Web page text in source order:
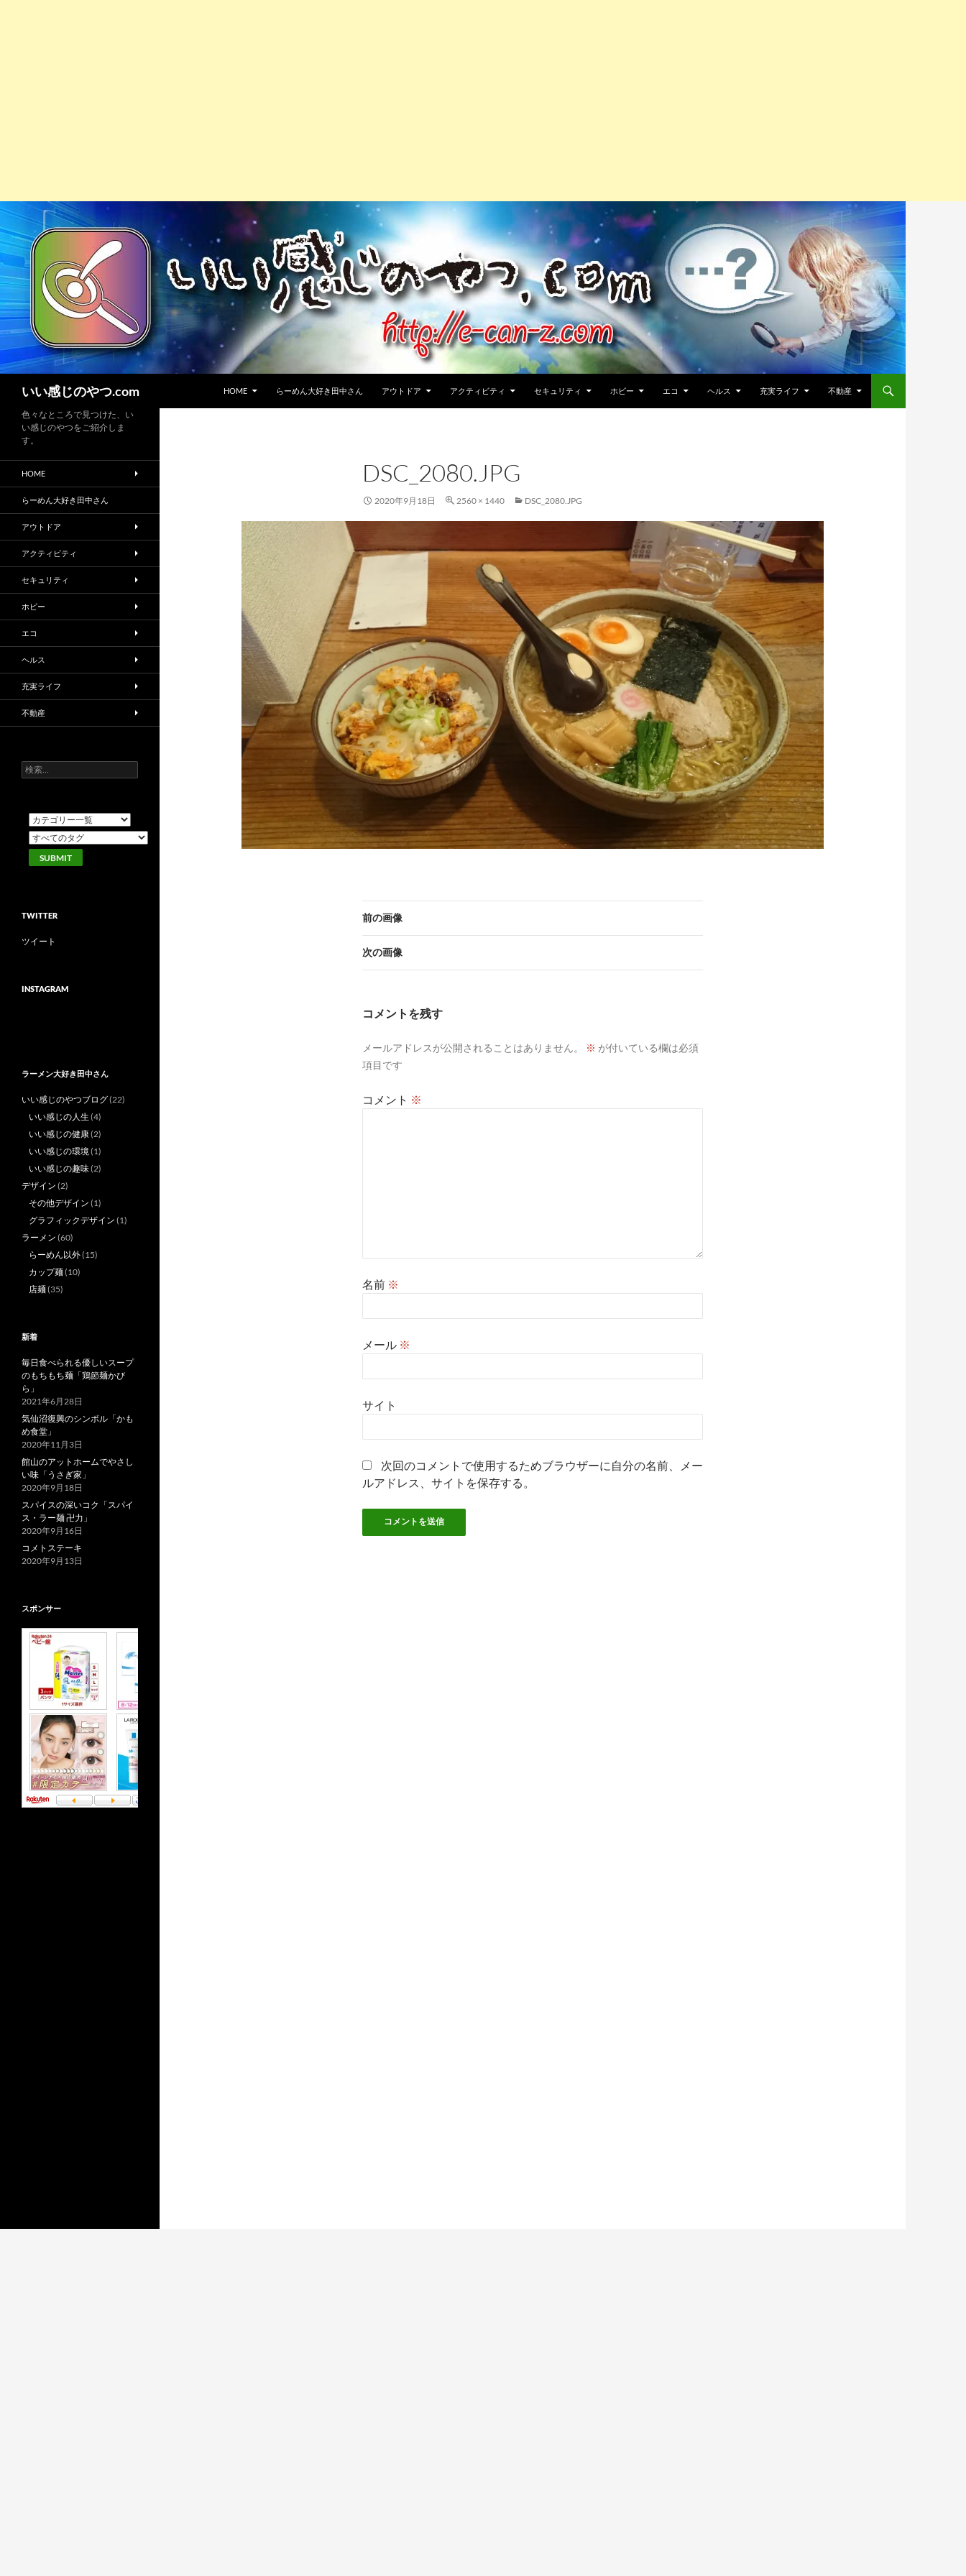
いい感じのやつ.com
HOME
らーめん大好き田中さん アウトドア アクティビティ セキュリティ ホビー エコ ヘルス 充実ライフ 不動産
DSC_2080.JPG
2020年9月18日 2560 × 1440 DSC_2080.JPG
前の画像
次の画像
コメントを残す
メールアドレスが公開されることはありません。 ※ が付いている欄は必須
項目です
コメント ※
名前 ※
メール ※
サイト
次回のコメントで使用するためブラウザーに自分の名前、メー
ルアドレス、サイトを保存する。
色々なところで見つけた、い
い感じのやつをご紹介しま
す。
HOME
らーめん大好き田中さん
アウトドア
アクティビティ
セキュリティ
ホビー
エコ
ヘルス
充実ライフ
不動産
検
索:
TWITTER
ツイート
INSTAGRAM
ラーメン大好き田中さん
いい感じのやつブログ(22)
いい感じの人生 (4)
いい感じの健康(2)
いい感じの環境(1)
いい感じの趣味(2)
デザイン (2)
その他デザイン (1)
グラフィックデザイン (1)
ラーメン (60)
らーめん以外(15)
カップ麺(10)
店麺(35)
新着
毎日食べられる優しいスープ
のもちもち麺「鶏節麺かび
ら」
2021年6月28日
気仙沼復興のシンボル「かも
め食堂」
2020年11月3日
館山のアットホームでやさし
い味「うさぎ家」
2020年9月18日
スパイスの深いコク「スパイ
ス・ラー麺 卍力」
2020年9月16日
コメトステーキ
2020年9月13日
スポンサー